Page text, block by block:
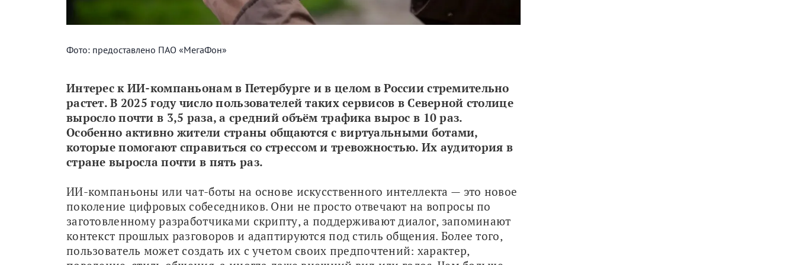
Фото: предоставлено ПАО «МегаФон»
Интерес к ИИ-компаньонам в Петербурге и в целом в России стремительно
растет. В 2025 году число пользователей таких сервисов в Северной столице
выросло почти в 3,5 раза, а средний объём трафика вырос в 10 раз.
Особенно активно жители страны общаются с виртуальными ботами,
которые помогают справиться со стрессом и тревожностью. Их аудитория в
стране выросла почти в пять раз.
ИИ-компаньоны или чат-боты на основе искусственного интеллекта — это новое
поколение цифровых собеседников. Они не просто отвечают на вопросы по
заготовленному разработчиками скрипту, а поддерживают диалог, запоминают
контекст прошлых разговоров и адаптируются под стиль общения. Более того,
пользователь может создать их с учетом своих предпочтений: характер,